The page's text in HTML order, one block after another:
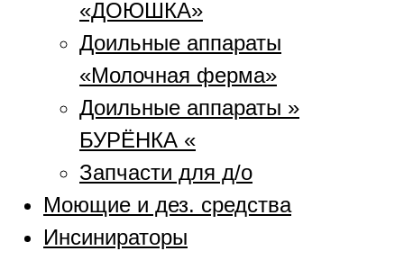
«ДОЮШКА»
Доильные аппараты
«Молочная ферма»
Доильные аппараты »
БУРЁНКА «
Запчасти для д/о
Моющие и дез. средства
Инсинираторы